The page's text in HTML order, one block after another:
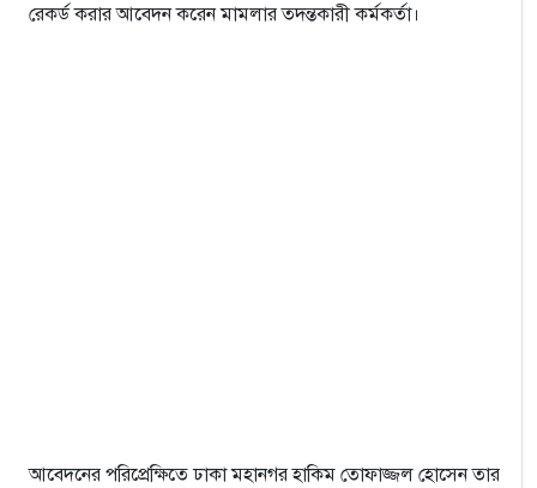
রেকর্ড করার আবেদন করেন মামলার তদন্তকারী কর্মকর্তা।
আবেদনের পরিপ্রেক্ষিতে ঢাকা মহানগর হাকিম তোফাজ্জল হোসেন তার